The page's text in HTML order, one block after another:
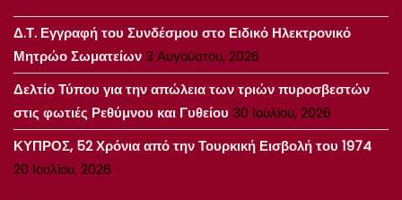
Δ.Τ. Εγγραφή του Συνδέσμου στο Ειδικό Ηλεκτρονικό
Μητρώο Σωματείων3 Αυγούστου, 2026
Δελτίο Τύπου για την απώλεια των τριών πυροσβεστών
στις φωτιές Ρεθύμνου και Γυθείου 30 Ιουλίου, 2026
ΚΥΠΡΟΣ, 52 Χρόνια από την Τουρκική Εισβολή του 1974
20 Ιουλίου, 2026